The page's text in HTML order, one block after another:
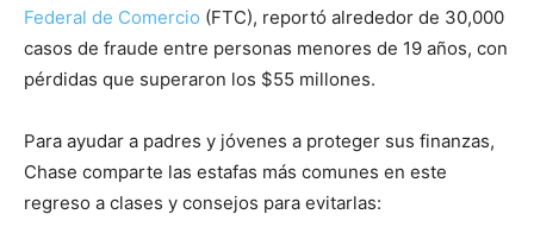
Federal de Comercio (FTC), reportó alrededor de 30,000
casos de fraude entre personas menores de 19 años, con
pérdidas que superaron los $55 millones.
Para ayudar a padres y jóvenes a proteger sus finanzas,
Chase comparte las estafas más comunes en este
regreso a clases y consejos para evitarlas: